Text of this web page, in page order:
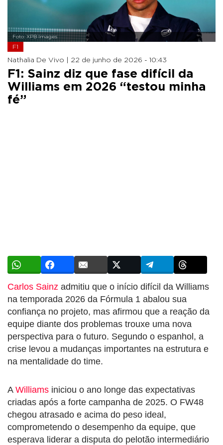
Foto: XPB Images
F1
Nathalia De Vivo | 22 de junho de 2026 - 10:43
F1: Sainz diz que fase difícil da
Williams em 2026 “testou minha
fé”
Carlos Sainz admitiu que o início difícil da Williams
na temporada 2026 da Fórmula 1 abalou sua
confiança no projeto, mas afirmou que a reação da
equipe diante dos problemas trouxe uma nova
perspectiva para o futuro. Segundo o espanhol, a
crise levou a mudanças importantes na estrutura e
na mentalidade do time.
A Williams iniciou o ano longe das expectativas
criadas após a forte campanha de 2025. O FW48
chegou atrasado e acima do peso ideal,
comprometendo o desempenho da equipe, que
esperava liderar a disputa do pelotão intermediário